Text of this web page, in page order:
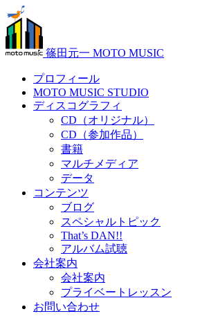
篠田元一 MOTO MUSIC
プロフィール
MOTO MUSIC STUDIO
ディスコグラフィ
CD（オリジナル）
CD（参加作品）
書籍
マルチメディア
データ
コンテンツ
ブログ
スペシャルトピック
That’s DAN!!
アルバム試聴
会社案内
会社案内
プライベートレッスン
お問い合わせ